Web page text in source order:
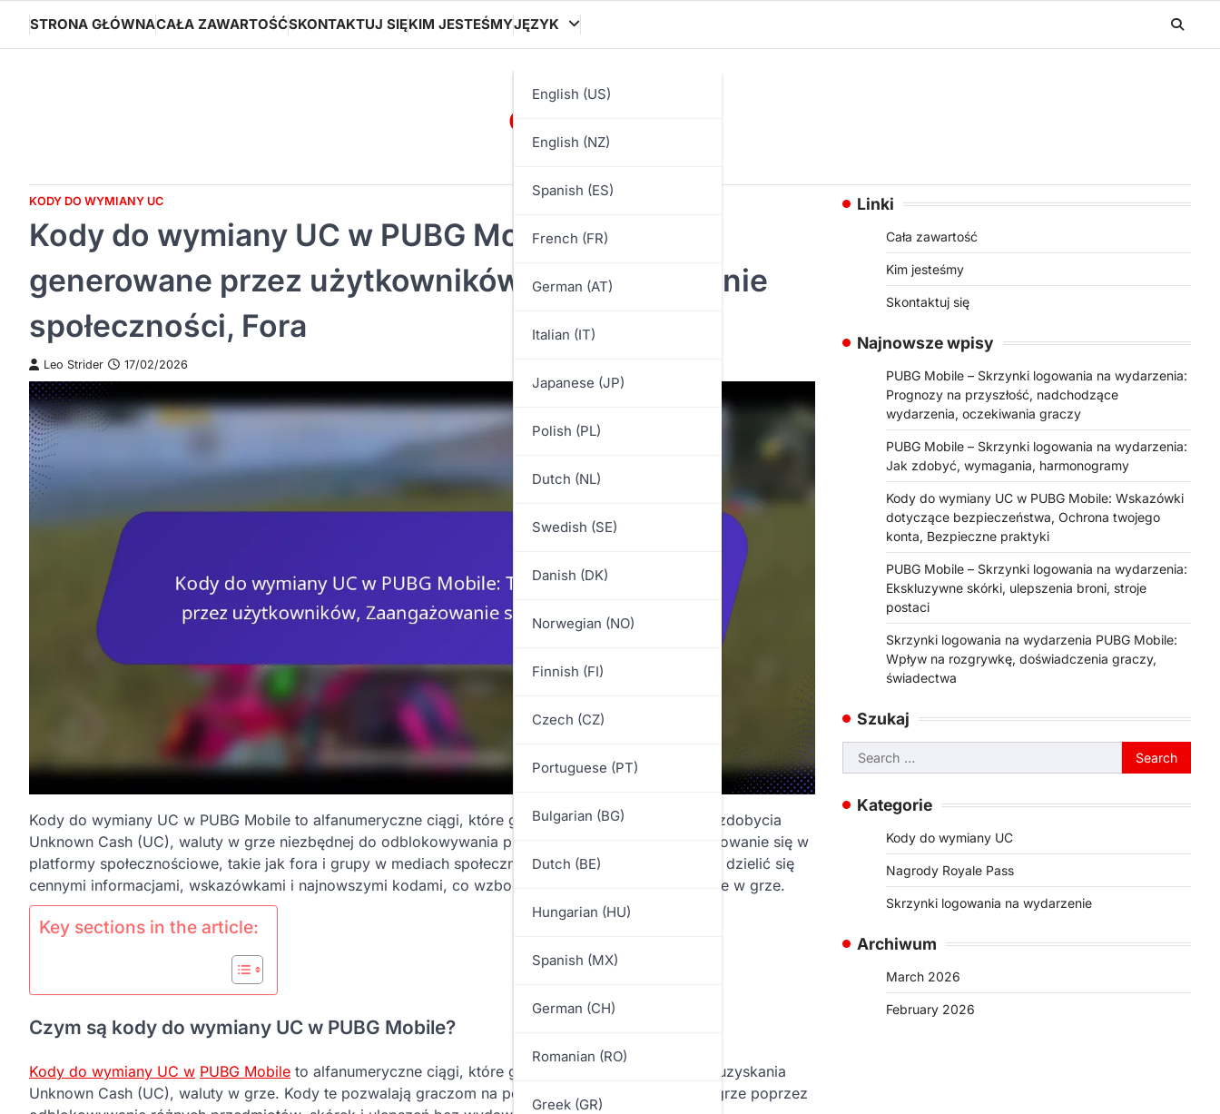
content
STRONA GŁÓWNACAŁA ZAWARTOŚĆSKONTAKTUJ SIĘKIM JESTEŚMYJĘZYK
English (US)
English (NZ)
Spanish (ES)
French (FR)
German (AT)
Italian (IT)
Japanese (JP)
Polish (PL)
Dutch (NL)
Swedish (SE)
Danish (DK)
Norwegian (NO)
Finnish (FI)
Czech (CZ)
Portuguese (PT)
Bulgarian (BG)
Dutch (BE)
Hungarian (HU)
Spanish (MX)
German (CH)
Romanian (RO)
Greek (GR)
ooocon.org
KODY DO WYMIANY UC
Kody do wymiany UC w PUBG Mobile: Treści
generowane przez użytkowników, Zaangażowanie
społeczności, Fora
Leo Strider 17/02/2026
Kody do wymiany UC w PUBG Mobile to alfanumeryczne ciągi, które gracze mogą wykorzystać do zdobycia
Unknown Cash (UC), waluty w grze niezbędnej do odblokowywania przedmiotów i ulepszeń. Angażowanie się w
platformy społecznościowe, takie jak fora i grupy w mediach społecznościowych, pozwala graczom dzielić się
cennymi informacjami, wskazówkami i najnowszymi kodami, co wzbogaca ich ogólne doświadczenie w grze.
Key sections in the article:
Czym są kody do wymiany UC w PUBG Mobile?
Kody do wymiany UC w PUBG Mobile to alfanumeryczne ciągi, które gracze mogą wykorzystać do uzyskania
Unknown Cash (UC), waluty w grze. Kody te pozwalają graczom na poprawę ich doświadczenia w grze poprzez
Linki
Cała zawartość
Kim jesteśmy
Skontaktuj się
Najnowsze wpisy
PUBG Mobile – Skrzynki logowania na wydarzenia:
Prognozy na przyszłość, nadchodzące
wydarzenia, oczekiwania graczy
PUBG Mobile – Skrzynki logowania na wydarzenia:
Jak zdobyć, wymagania, harmonogramy
Kody do wymiany UC w PUBG Mobile: Wskazówki
dotyczące bezpieczeństwa, Ochrona twojego
konta, Bezpieczne praktyki
PUBG Mobile – Skrzynki logowania na wydarzenia:
Ekskluzywne skórki, ulepszenia broni, stroje
postaci
Skrzynki logowania na wydarzenia PUBG Mobile:
Wpływ na rozgrywkę, doświadczenia graczy,
świadectwa
Szukaj
Search
for:
Kategorie
Kody do wymiany UC
Nagrody Royale Pass
Skrzynki logowania na wydarzenie
Archiwum
March 2026
February 2026